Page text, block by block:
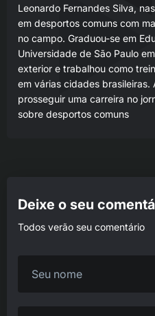
Leonardo Fernandes Silva,
em desportos comuns com
no campo. Graduou-se em
Universidade de São Paulo
exterior e trabalhou como
em várias cidades
prosseguir uma carreira no
sobre desportos comuns
Deixe o seu
Todos verão seu comentário